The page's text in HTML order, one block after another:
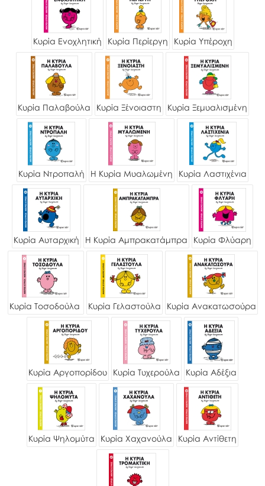
Κυρία Ενοχλητική Κυρία Περίεργη Κυρία Υπέροχη
Κυρία Παλαβούλα Κυρία Ξένοιαστη Κυρία Ξεμυαλισμένη
Κυρία Ντροπαλή Η Κυρία Μυαλωμένη Κυρία Λαστιχένια
Κυρία Αυταρχική Η Κυρία Αμπρακατάμπρα Κυρία Φλύαρη
Κυρία Τοσοδούλα Κυρία Γελαστούλα Κυρία Ανακατωσούρα
Κυρία Αργοπορίδου Κυρία Τυχερούλα Κυρία Αδέξια
Κυρία Ψηλομύτα Κυρία Χαχανούλα Κυρία Αντίθετη